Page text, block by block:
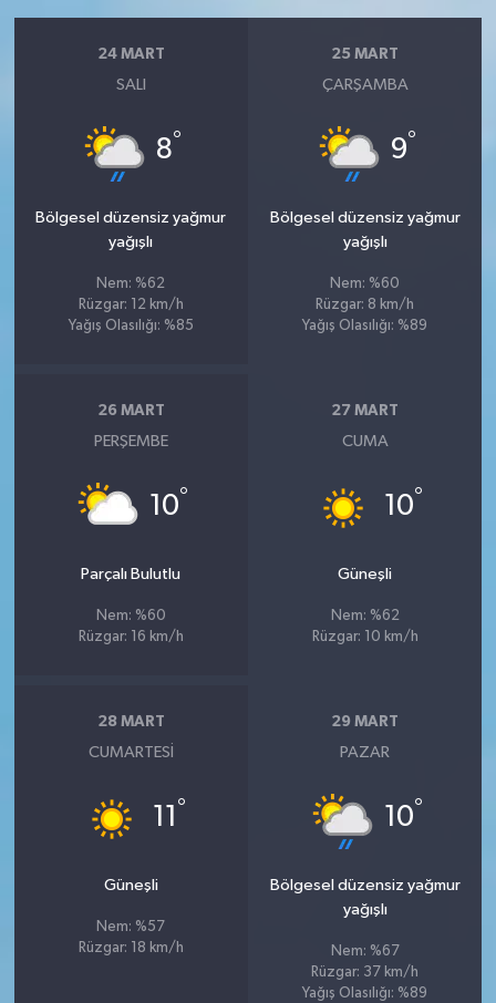
24 MART
SALI
8°
Bölgesel düzensiz yağmur
yağışlı
Nem: %62
Rüzgar: 12 km/h
Yağış Olasılığı: %85
25 MART
ÇARŞAMBA
9°
Bölgesel düzensiz yağmur
yağışlı
Nem: %60
Rüzgar: 8 km/h
Yağış Olasılığı: %89
26 MART
PERŞEMBE
10°
Parçalı Bulutlu
Nem: %60
Rüzgar: 16 km/h
27 MART
CUMA
10°
Güneşli
Nem: %62
Rüzgar: 10 km/h
28 MART
CUMARTESI
11 °
Güneşli
Nem: %57
Rüzgar: 18 km/h
29 MART
PAZAR
10°
Bölgesel düzensiz yağmur
yağışlı
Nem: %67
Rüzgar: 37 km/h
Yağış Olasılığı: %89